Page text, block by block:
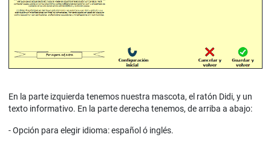
En la parte izquierda tenemos nuestra mascota, el ratón Didi, y un
texto informativo. En la parte derecha tenemos, de arriba a abajo:
- Opción para elegir idioma: español ó inglés.